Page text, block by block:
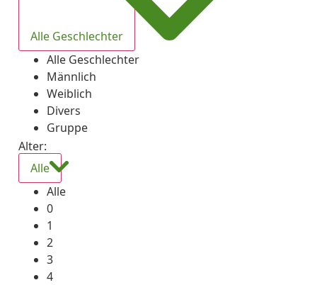
Alle Geschlechter
Alle Geschlechter
Männlich
Weiblich
Divers
Gruppe
Alter:
Alle
Alle
0
1
2
3
4